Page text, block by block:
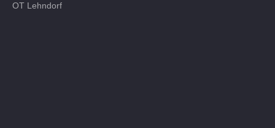
OT Lehndorf